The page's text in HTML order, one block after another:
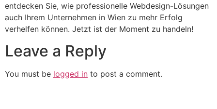
entdecken Sie, wie professionelle Webdesign-Lösungen
auch Ihrem Unternehmen in Wien zu mehr Erfolg
verhelfen können. Jetzt ist der Moment zu handeln!
Leave a Reply
You must be logged in to post a comment.